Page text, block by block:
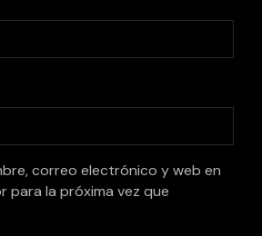
correo electrónico y web en
para la próxima vez que